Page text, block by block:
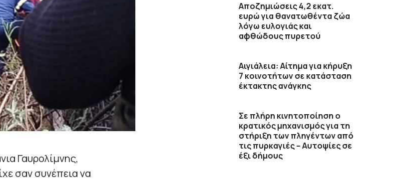
Γαυρολίμνης,
σαν συνέπεια να
Αποζημιώσεις 4,2 εκατ.
ευρώ για θανατωθέντα ζώα
λόγω ευλογιάς και
αφθώδους πυρετού
Αιγιάλεια: Αίτημα για κήρυξη
7 κοινοτήτων σε κατάσταση
έκτακτης ανάγκης
Σε πλήρη κινητοποίηση ο
κρατικός μηχανισμός για τη
στήριξη των πληγέντων από
τις πυρκαγιές – Αυτοψίες σε
έξι δήμους